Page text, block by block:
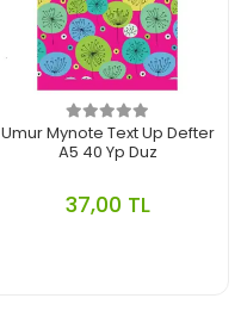
Umur Mynote Text Up Defter
A5 40 Yp Duz
37,00 TL